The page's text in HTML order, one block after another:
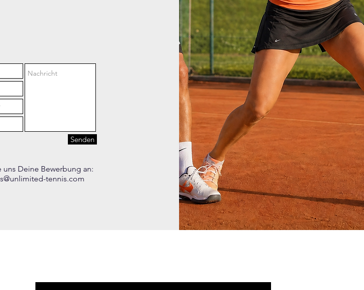
Senden
uns Deine Bewerbung an:
tennis.com